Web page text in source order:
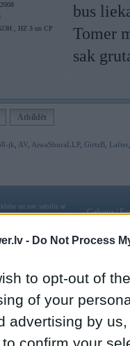
- Do Not Process
to opt-out of
of your
advertising by
, HZ 3 un CP
bus
Tomer
sak
Atbildēt
jk AV AiwaShuraLLP, GirtzB Lafter
un nav saistīts ar
Galvena|